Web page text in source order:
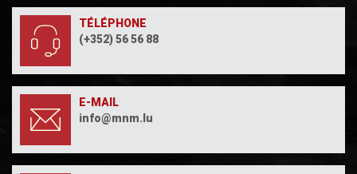
TÉLÉPHONE
(+352) 56 56 88
E-MAIL
info@mnm.lu